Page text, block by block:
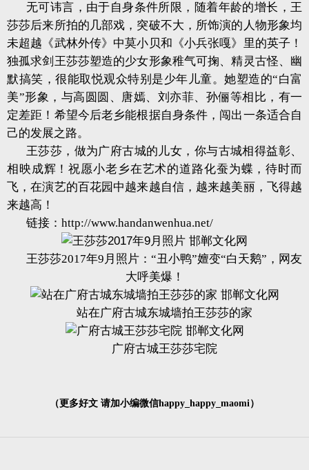
无可讳言，由于自身条件所限，随着年龄的增长，王
莎莎后来所拍的几部戏，突破不大，所饰演的人物形象均
未超越《武林外传》中莫小贝和《小兵张嘎》里的英子！
独孤求剑王莎莎塑造的少女形象稚气可掬、精灵古怪、幽
默搞笑，很能取悦观众特别是少年儿童。她塑造的“白富
美”形象，与高圆圆、唐嫣、刘亦菲、孙俪等相比，有一
定差距！希望今后老乡能根据自身条件，闯出一条适合自
己的发展之路。
王莎莎，做为广府古城的儿女，你与古城相得益彰、
相映成辉！祝愿小老乡在艺术的道路化蚕为蝶，待时而
飞，在演艺的百花园中越来越自信，越来越美丽，飞得越
来越高！
链接： http://www.handanwenhua.net/
王莎莎2017年9月照片：“丑小鸭”嬗变“白天鹅”，网友
大呼美爆！
站在广府古城东城墙拍王莎莎的家
广府古城王莎莎宅院
（更多好文 请加小编微信happy_happy_maomi）